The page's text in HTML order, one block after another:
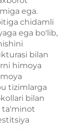
ega.
chidamli
ega bo'lib,
bilan
himoya
tizimlarga
bilan
ta'minot